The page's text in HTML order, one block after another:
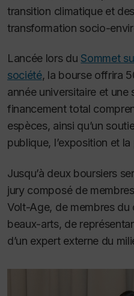
transition climatique et
transformation socio-
Lancée lors du Sommet
société, la bourse offrira
année universitaire et une
financement total
espèces, ainsi qu’un
publique, l’exposition et
Jusqu’à deux boursiers
jury composé de
Volt-Age, de membres
beaux-arts, de
d’un expert externe du